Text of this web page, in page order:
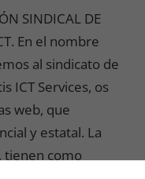
SINDICAL DE
En el nombre
al sindicato de
ICT Services, os
web, que
y estatal. La
tienen como